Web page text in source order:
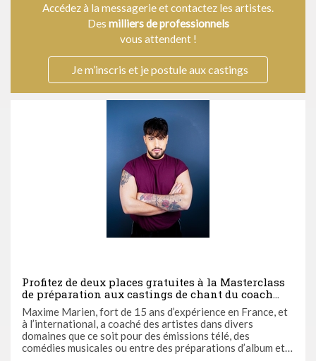
Accédez à la messagerie et contactez les artistes.
Des milliers de professionnels
vous attendent !
Je m’inscris et je postule aux castings
Profitez de deux places gratuites à la Masterclass
de préparation aux castings de chant du coach
vocal Maxime Marien !
Maxime Marien, fort de 15 ans d’expérience en France, et
à l’international, a coaché des artistes dans divers
domaines que ce soit pour des émissions télé, des
comédies musicales ou entre des préparations d’album et